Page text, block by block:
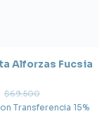
Alforzas Fucsia
$69.500
Transferencia 15%